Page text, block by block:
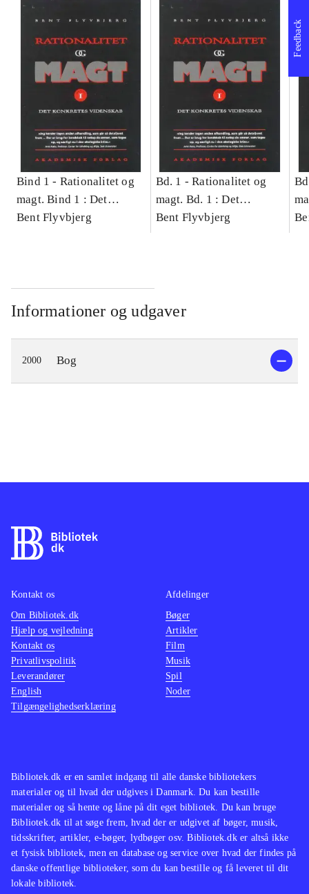
Bind 1 - Rationalitet og
magt. Bind 1 : Det
konkretes videnskab
Bent Flyvbjerg
Bd. 1 -Rationalitet og
magt. Bd. 1 : Det
konkretes videnskab
Bent Flyvbjerg
Informationer og udgaver
2000 Bog
Feedback
Bibliotek.dk er en samlet indgang til alle danske bibliotekers
materialer og til hvad der udgives i Danmark. Du kan bestille
materialer og så hente og låne på dit eget bibliotek. Du kan bruge
Bibliotek.dk til at søge frem, hvad der er udgivet af bøger, musik,
tidsskrifter, artikler, e-bøger, lydbøger osv. Bibliotek.dk er altså ikke
et fysisk bibliotek, men en database og service over hvad der findes på
danske offentlige biblioteker, som du kan bestille og få leveret til dit
lokale bibliotek.
Kontakt os
Om Bibliotek.dk
Hjælp og vejledning
Kontakt os
Privatlivspolitik
Leverandører
English
Tilgængelighedserklæring
Afdelinger
Bøger
Artikler
Film
Musik
Spil
Noder